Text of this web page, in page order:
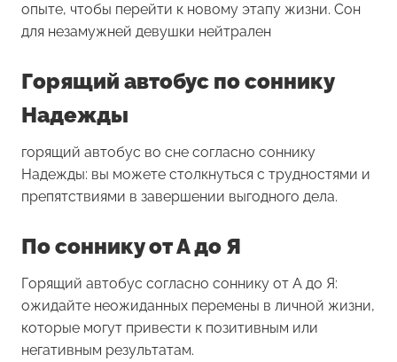
опыте, чтобы перейти к новому этапу жизни. Сон
для незамужней девушки нейтрален
Горящий автобус по соннику
Надежды
горящий автобус во сне согласно соннику
Надежды: вы можете столкнуться с трудностями и
препятствиями в завершении выгодного дела.
По соннику от А до Я
Горящий автобус согласно соннику от А до Я:
ожидайте неожиданных перемены в личной жизни,
которые могут привести к позитивным или
негативным результатам.